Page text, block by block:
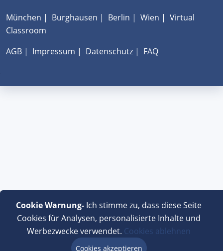
München | Burghausen | Berlin | Wien | Virtual
Classroom
AGB | Impressum | Datenschutz | FAQ
Cookie Warnung- Ich stimme zu, dass diese Seite
Cookies für Analysen, personalisierte Inhalte und
Werbezwecke verwendet. Cookies ablehnen
Cookies akzeptieren